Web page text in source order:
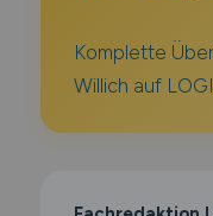
Komplette
Willich auf